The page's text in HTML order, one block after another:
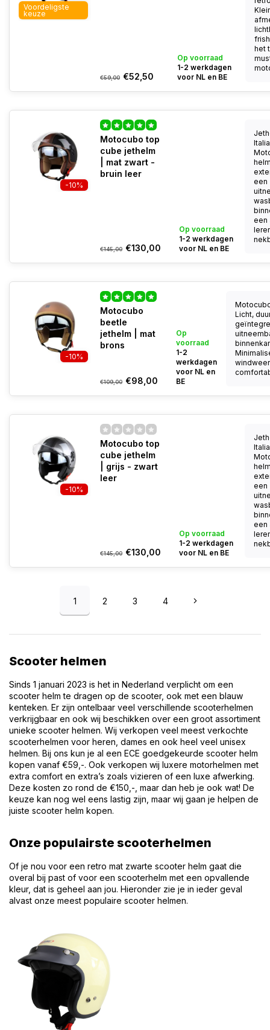
Voordeligste
keuze
€59,00 €52,50
Op voorraad
1-2 werkdagen
voor NL en BE
het
-10%
Motocubo top
cube jethelm
| mat zwart -
bruin leer
€145,00 €130,00
Op voorraad
1-2 werkdagen
voor NL en BE
een
een
-10%
Motocubo
beetle
jethelm | mat
brons
€109,00 €98,00
Op
voorraad
1-2
werkdagen
voor NL en
BE
Licht,
-10%
Motocubo top
cube jethelm
| grijs - zwart
leer
€145,00 €130,00
Op voorraad
1-2 werkdagen
voor NL en BE
een
een
1 2 3 4
Scooter helmen
Sinds 1 januari 2023 is het in Nederland verplicht om een
scooter helm te dragen op de scooter, ook met een blauw
kenteken. Er zijn ontelbaar veel verschillende scooterhelmen
verkrijgbaar en ook wij beschikken over een groot assortiment
unieke scooter helmen. Wij verkopen veel meest verkochte
scooterhelmen voor heren, dames en ook heel veel unisex
helmen. Bij ons kun je al een ECE goedgekeurde scooter helm
kopen vanaf €59,-. Ook verkopen wij luxere motorhelmen met
extra comfort en extra’s zoals vizieren of een luxe afwerking.
Deze kosten zo rond de €150,-, maar dan heb je ook wat! De
keuze kan nog wel eens lastig zijn, maar wij gaan je helpen de
juiste scooter helm kopen.
Onze populairste scooterhelmen
Of je nou voor een retro mat zwarte scooter helm gaat die
overal bij past of voor een scooterhelm met een opvallende
kleur, dat is geheel aan jou. Hieronder zie je in ieder geval
alvast onze meest populaire scooter helmen.